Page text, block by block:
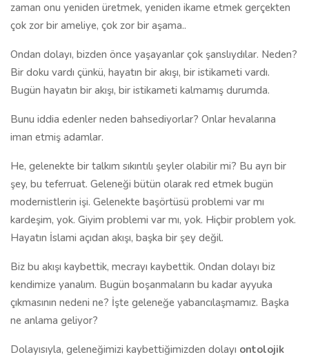
zaman onu yeniden üretmek, yeniden ikame etmek gerçekten
çok zor bir ameliye, çok zor bir aşama..
Ondan dolayı, bizden önce yaşayanlar çok şanslıydılar. Neden?
Bir doku vardı çünkü, hayatın bir akışı, bir istikameti vardı.
Bugün hayatın bir akışı, bir istikameti kalmamış durumda.
Bunu iddia edenler neden bahsediyorlar? Onlar hevalarına
iman etmiş adamlar.
He, gelenekte bir talkım sıkıntılı şeyler olabilir mi? Bu ayrı bir
şey, bu teferruat. Geleneği bütün olarak red etmek bugün
modernistlerin işi. Gelenekte başörtüsü problemi var mı
kardeşim, yok. Giyim problemi var mı, yok. Hiçbir problem yok.
Hayatın İslami açıdan akışı, başka bir şey değil.
Biz bu akışı kaybettik, mecrayı kaybettik. Ondan dolayı biz
kendimize yanalım. Bugün boşanmaların bu kadar ayyuka
çıkmasının nedeni ne? İşte geleneğe yabancılaşmamız. Başka
ne anlama geliyor?
Dolayısıyla, geleneğimizi kaybettiğimizden dolayı ontolojik